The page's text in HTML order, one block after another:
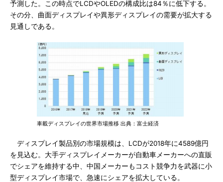
予測した。この時点でLCDやOLEDの構成比は84％に低下する。
その分、曲面ディスプレイや異形ディスプレイの需要が拡大する
見通しである。
車載ディスプレイの世界市場推移 出典：富士経済
ディスプレイ製品別の市場規模は、LCDが2018年に4589億円
を見込む。大手ディスプレイメーカーが自動車メーカーへの直販
でシェアを維持する中、中国メーカーもコスト競争力を武器に小
型ディスプレイ市場で、急速にシェアを拡大している。